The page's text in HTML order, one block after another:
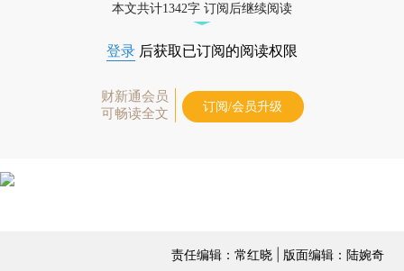
本文共计1342字 订阅后继续阅读
登录 后获取已订阅的阅读权限
财新通会员
可畅读全文
订阅/会员升级
责任编辑：常红晓 | 版面编辑：陆婉奇